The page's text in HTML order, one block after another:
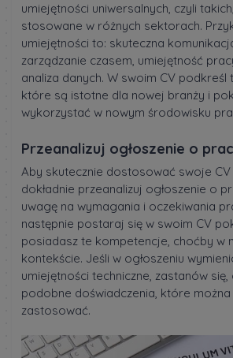
umiejętności uniwersalnych, czyli
stosowane w różnych sektorach.
umiejętności to: skuteczna
zarządzanie czasem, umiejętność
analiza danych. W swoim CV podkreśl
które są istotne dla nowej branży i
wykorzystać w nowym środowisku
Przeanalizuj ogłoszenie o
Aby skutecznie dostosować swoje
dokładnie przeanalizuj ogłoszenie o
uwagę na wymagania i oczekiwania
następnie postaraj się w swoim CV
posiadasz te kompetencje, choćby w
kontekście. Jeśli w ogłoszeniu
umiejętności techniczne, zastanów
podobne doświadczenia, które można
zastosować.